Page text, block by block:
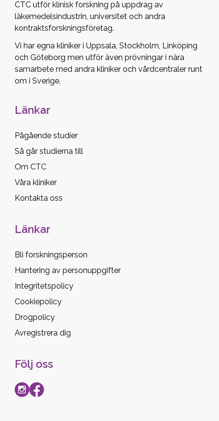
CTC utför klinisk forskning på uppdrag av
läkemedelsindustrin, universitet och andra
kontraktsforskningsföretag.
Vi har egna kliniker i Uppsala, Stockholm, Linköping
och Göteborg men utför även prövningar i nära
samarbete med andra kliniker och vårdcentraler runt
om i Sverige.
Länkar
Pågående studier
Så går studierna till
Om CTC
Våra kliniker
Kontakta oss
Länkar
Bli forskningsperson
Hantering av personuppgifter
Integritetspolicy
Cookiepolicy
Drogpolicy
Avregistrera dig
Följ oss